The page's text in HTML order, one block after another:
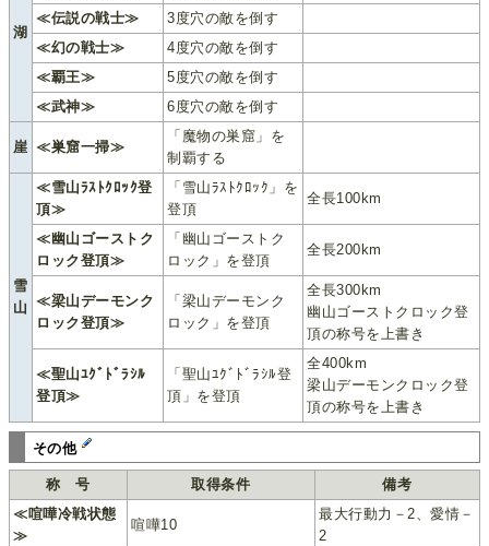
湖
≪伝説の戦士≫
3度穴の敵を倒す
≪幻の戦士≫
4度穴の敵を倒す
≪覇王≫
5度穴の敵を倒す
≪武神≫
6度穴の敵を倒す
崖 ≪巣窟一掃≫
「魔物の巣窟」を
制覇する
雪
山
≪雪山ﾗｽﾄｸﾛｯｸ登
頂≫
「雪山ﾗｽﾄｸﾛｯｸ」を
登頂
全長100km
≪幽山ゴーストク
ロック登頂≫
「幽山ゴーストク
ロック」を登頂
全長200km
≪梁山デーモンク
ロック登頂≫
「梁山デーモンク
ロック」を登頂
全長300km
幽山ゴーストクロック登
頂の称号を上書き
≪聖山ﾕｸﾞﾄﾞﾗｼﾙ
登頂≫
「聖山ﾕｸﾞﾄﾞﾗｼﾙ登
頂」を登頂
全400km
梁山デーモンクロック登
頂の称号を上書き
その他
称 号 取得条件
備考
≪喧嘩冷戦状態
≫
喧嘩10
最大行動力－2、愛情－
2